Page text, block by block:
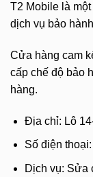
T2 Mobile là
dịch vụ bảo
Cửa hàng cam
cấp chế độ bảo
hàng.
Địa chỉ: Lô
Số điện
Dịch vụ: Sửa